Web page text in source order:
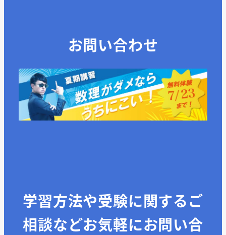
お問い合わせ
学習方法や受験に関するご
相談などお気軽にお問い合